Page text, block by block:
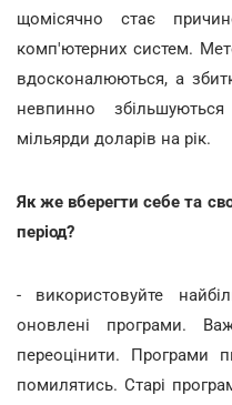
щомісячно стає
комп'ютерних систем.
вдосконалюються, а
невпинно
мільярди доларів на рік.
Як же вберегти себе та
період?
- використовуйте
оновлені програми.
переоцінити. Програми
помилятись. Старі